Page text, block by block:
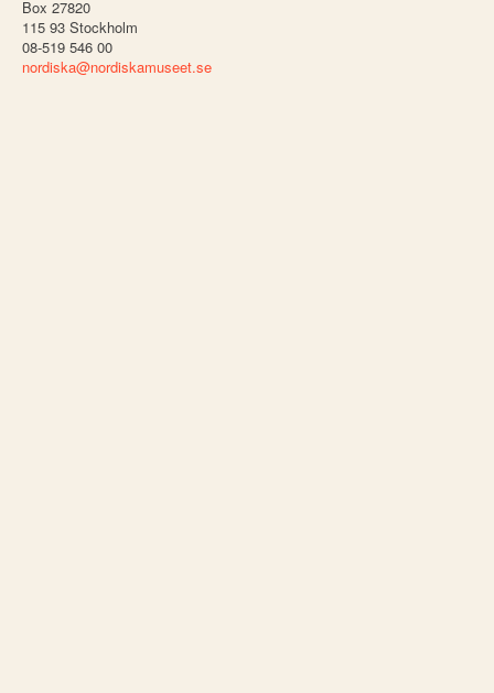
Box 27820
115 93 Stockholm
08-519 546 00
nordiska@nordiskamuseet.se